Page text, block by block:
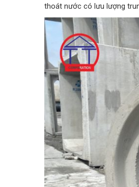
thoát nước có lưu lượng